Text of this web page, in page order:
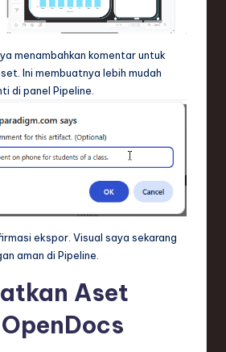
menambahkan komentar untuk
Ini membuatnya lebih mudah
di panel Pipeline.
ekspor. Visual saya sekarang
aman di Pipeline.
Aset